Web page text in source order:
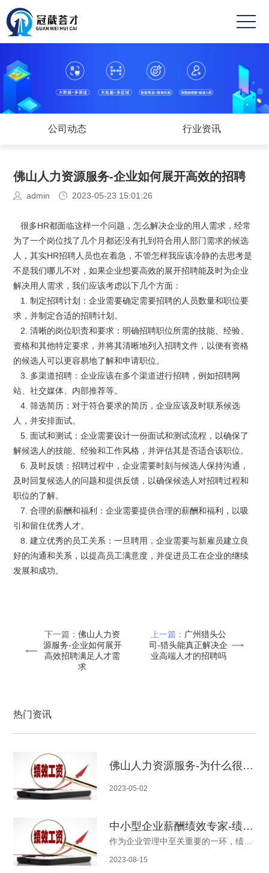
首
关
于
成
公司动态 行业资讯
佛山人力资源服务-企业如何展开高效的招聘
admin 2023-05-23 15:01:26
很多HR都面临这样一个问题，怎么解决企业的用人需求，经常
为了一个岗位找了几个月都还没有扎到符合用人部门需求的候选
人，其实HR招聘人员也在着急，不管怎样我应该冷静的去思考是
不是我们哪儿不对，如果企业想要高效的展开招聘能及时为企业
解决用人需求，我们应该考虑以下几个方面：
1. 制定招聘计划：企业需要确定需要招聘的人员数量和职位要
求，并制定合适的招聘计划。
2. 清晰的岗位职责和要求：明确招聘职位所需的技能、经验、
资格和其他特定要求，并将其清晰地列入招聘文件，以便有资格
的候选人可以更容易地了解和申请职位。
3. 多渠道招聘：企业应该在多个渠道进行招聘，例如招聘网
站、社交媒体、内部推荐等。
4. 筛选简历：对于符合要求的简历，企业应该及时联系候选
人，并安排面试。
5. 面试和测试：企业需要设计一份面试和测试流程，以确保了
解候选人的技能、经验和工作风格，并评估其是否适合该职位。
6. 及时反馈：招聘过程中，企业需要时刻与候选人保持沟通，
及时回复候选人的问题和提供反馈，以确保候选人对招聘过程和
职位的了解。
7. 合理的薪酬和福利：企业需要提供合理的薪酬和福利，以吸
引和留住优秀人才。
8. 建立优秀的员工关系：一旦聘用，企业需要与新雇员建立良
好的沟通和关系，以提高员工满意度，并促进员工在企业的继续
发展和成功。
下一篇：佛山人力资
源服务-企业如何展开
高效招聘满足人才需
求
上一篇： 广州猎头公
司-猎头能真正解决企
业高端人才的招聘吗
热门资讯
佛山人力资源服务-为什么很多企业绩效考核都是失败的
2023-05-02
中小型企业薪酬绩效专家-绩效考核八大方法
2023-08-15